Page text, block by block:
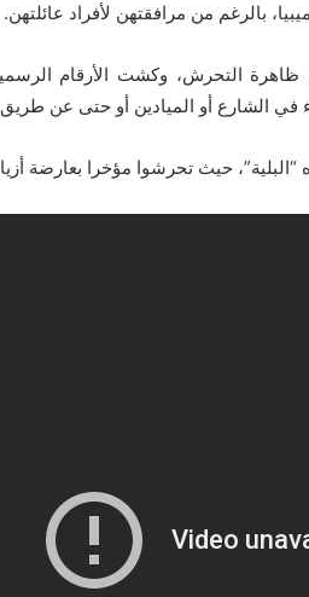
بالرغم من مرافقتهن لأفراد عائلتهن.
ظاهرة التحرش، وكشت الأرقام
الشارع أو الميادين أو حتى عن طريق
حيث تحرشوا مؤخرا بعارضة